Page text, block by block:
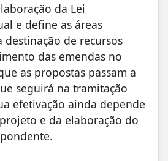
da Lei
e define as áreas
de recursos
das emendas no
as propostas passam a
seguirá na tramitação
efetivação ainda depende
e da elaboração do